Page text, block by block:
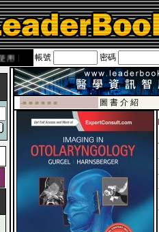
旅遊卡！！
帳號 密碼
-■ ■ ■ ■ ■ ■ 圖 書 介 紹